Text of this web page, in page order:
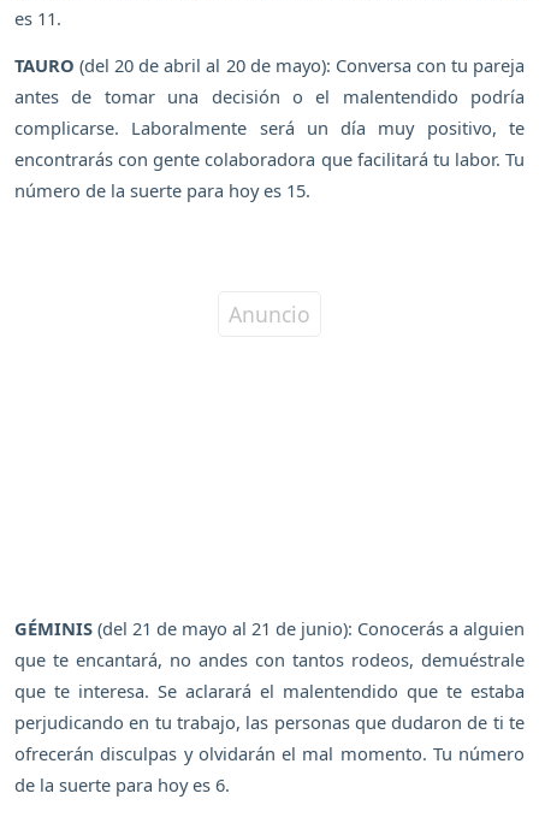
es 11.
TAURO (del 20 de abril al 20 de mayo): Conversa con tu pareja
antes de tomar una decisión o el malentendido podría
complicarse. Laboralmente será un día muy positivo, te
encontrarás con gente colaboradora que facilitará tu labor. Tu
número de la suerte para hoy es 15.
GÉMINIS (del 21 de mayo al 21 de junio): Conocerás a alguien
que te encantará, no andes con tantos rodeos, demuéstrale
que te interesa. Se aclarará el malentendido que te estaba
perjudicando en tu trabajo, las personas que dudaron de ti te
ofrecerán disculpas y olvidarán el mal momento. Tu número
de la suerte para hoy es 6.